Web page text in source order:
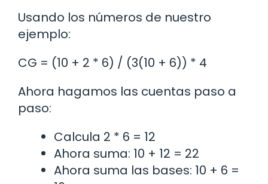
Usando los números de nuestro
ejemplo:
CG = (10 + 2 * 6) / (3(10 + 6)) * 4
Ahora hagamos las cuentas paso a
paso:
Calcula 2 * 6 = 12
Ahora suma: 10 + 12 = 22
Ahora suma las bases: 10 + 6 =